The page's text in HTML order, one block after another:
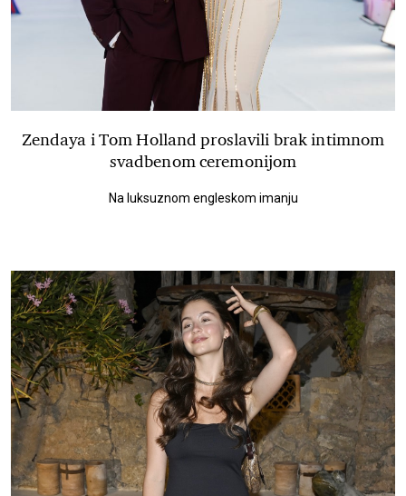
Zendaya i Tom Holland proslavili brak intimnom
svadbenom ceremonijom
Na luksuznom engleskom imanju